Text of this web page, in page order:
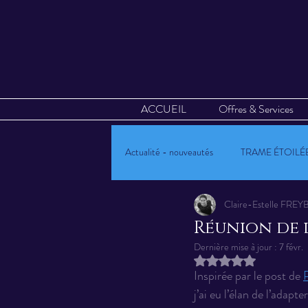
ACCUEIL Offres & Services
Actualité - nouveautés TRAME
Mandalas Vibratoires Calendrier
Oracle Kryst'AL-art
Réunion de
Claire-Estelle
Dernière mise à jour : 7 févr.
Noté NaN étoiles sur
Inspirée par le post de
j’ai eu l’élan de